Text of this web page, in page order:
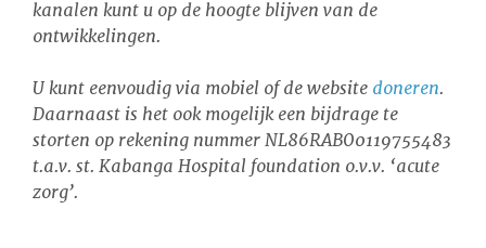
kanalen kunt u op de hoogte blijven van de
ontwikkelingen.
U kunt eenvoudig via mobiel of de website doneren.
Daarnaast is het ook mogelijk een bijdrage te
storten op rekening nummer NL86RABO0119755483
t.a.v. st. Kabanga Hospital foundation o.v.v. ‘acute
zorg’.